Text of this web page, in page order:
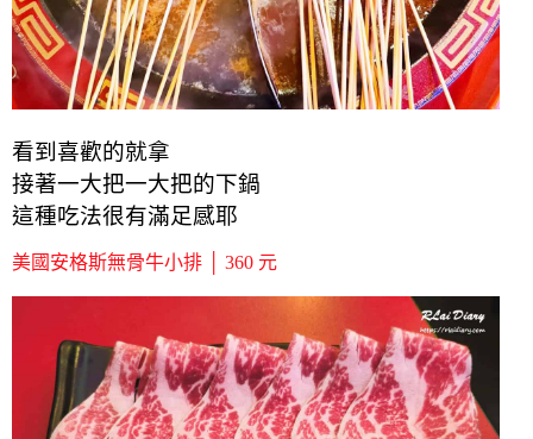
看到喜歡的就拿
接著一大把一大把的下鍋
這種吃法很有滿足感耶
美國安格斯無骨牛小排 │ 360 元